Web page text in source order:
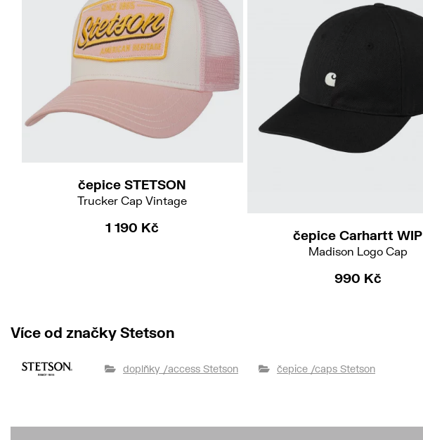
čepice STETSON
Trucker Cap Vintage
1 190 Kč čepice Carhartt WIP
Madison Logo Cap
990 Kč
Více od značky Stetson
doplňky /access Stetson čepice /caps Stetson